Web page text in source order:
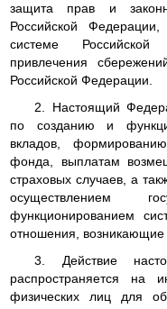
защита прав и
Российской
системе
привлечения
Российской Федерации.
2. Настоящий
по созданию и
вкладов,
фонда, выплатам
страховых случаев, а
осуществлением
функционированием
отношения, возникающие
3. Действие
распространяется на
физических лиц для